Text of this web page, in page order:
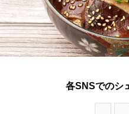
各SNSでのシ